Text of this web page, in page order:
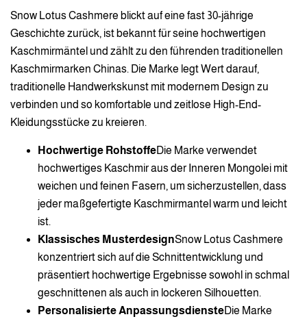
Snow Lotus Cashmere blickt auf eine fast 30-jährige
Geschichte zurück, ist bekannt für seine hochwertigen
Kaschmirmäntel und zählt zu den führenden traditionellen
Kaschmirmarken Chinas. Die Marke legt Wert darauf,
traditionelle Handwerkskunst mit modernem Design zu
verbinden und so komfortable und zeitlose High-End-
Kleidungsstücke zu kreieren.
Hochwertige RohstoffeDie Marke verwendet
hochwertiges Kaschmir aus der Inneren Mongolei mit
weichen und feinen Fasern, um sicherzustellen, dass
jeder maßgefertigte Kaschmirmantel warm und leicht
ist.
Klassisches MusterdesignSnow Lotus Cashmere
konzentriert sich auf die Schnittentwicklung und
präsentiert hochwertige Ergebnisse sowohl in schmal
geschnittenen als auch in lockeren Silhouetten.
Personalisierte AnpassungsdiensteDie Marke